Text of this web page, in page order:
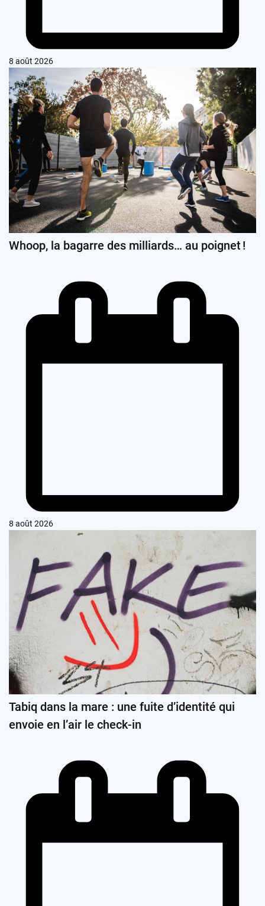
8 août 2026
Whoop, la bagarre des milliards… au poignet !
8 août 2026
Tabiq dans la mare : une fuite d’identité qui
envoie en l’air le check-in